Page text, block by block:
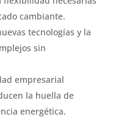
cambiante.
tecnologías y la
sin
empresarial
la huella de
energética.